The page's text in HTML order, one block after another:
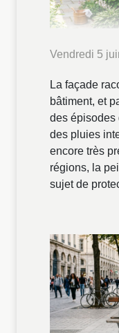
Vendredi 5
La façade
bâtiment, et
des épisodes
des pluies
encore très
régions, la
sujet de